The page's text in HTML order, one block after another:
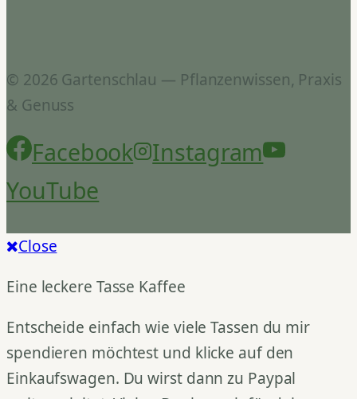
© 2026 Gartenschlau — Pflanzenwissen, Praxis
& Genuss
Facebook
Instagram
YouTube
Close
Eine leckere Tasse Kaffee
Entscheide einfach wie viele Tassen du mir
spendieren möchtest und klicke auf den
Einkaufswagen. Du wirst dann zu Paypal